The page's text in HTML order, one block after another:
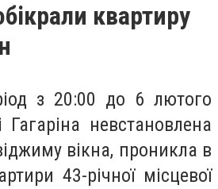
квартиру
з 20:00 до 6 лютого
невстановлена
вікна, проникла в
43-річної місцевої